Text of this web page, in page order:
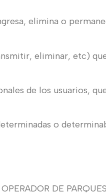
elimina o
eliminar, etc)
de los usuarios,
o
DE PARQUES